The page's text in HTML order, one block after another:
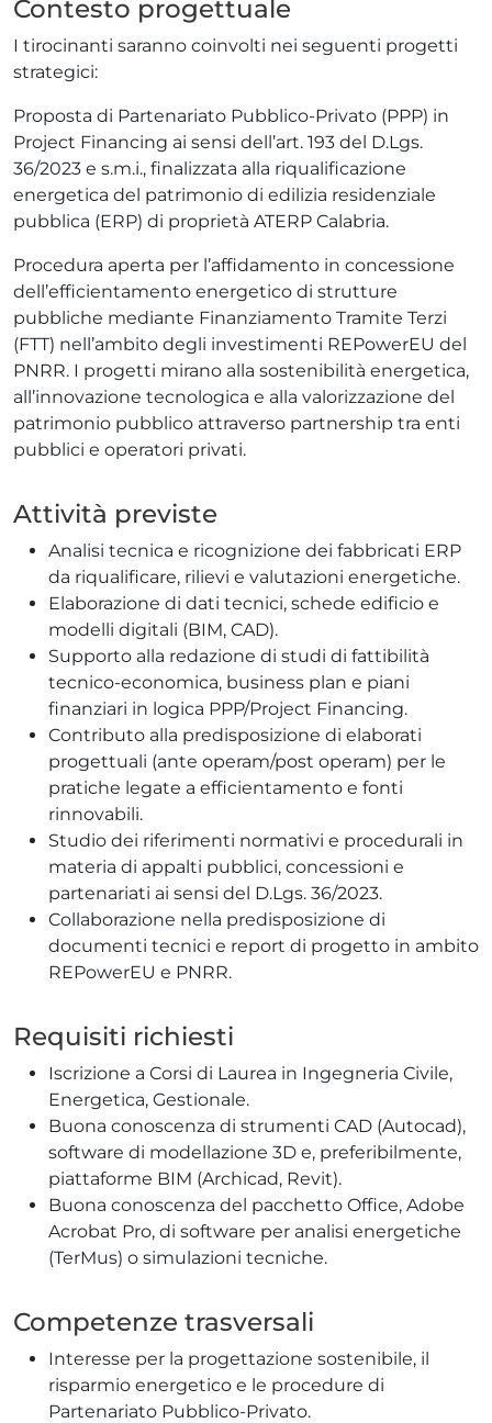
Contesto progettuale
I tirocinanti saranno coinvolti nei seguenti progetti
strategici:
Proposta di Partenariato Pubblico-Privato (PPP) in
Project Financing ai sensi dell’art. 193 del D.Lgs.
36/2023 e s.m.i., finalizzata alla riqualificazione
energetica del patrimonio di edilizia residenziale
pubblica (ERP) di proprietà ATERP Calabria.
Procedura aperta per l’affidamento in concessione
dell’efficientamento energetico di strutture
pubbliche mediante Finanziamento Tramite Terzi
(FTT) nell’ambito degli investimenti REPowerEU del
PNRR. I progetti mirano alla sostenibilità energetica,
all’innovazione tecnologica e alla valorizzazione del
patrimonio pubblico attraverso partnership tra enti
pubblici e operatori privati.
Attività previste
Analisi tecnica e ricognizione dei fabbricati ERP
da riqualificare, rilievi e valutazioni energetiche.
Elaborazione di dati tecnici, schede edificio e
modelli digitali (BIM, CAD).
Supporto alla redazione di studi di fattibilità
tecnico-economica, business plan e piani
finanziari in logica PPP/Project Financing.
Contributo alla predisposizione di elaborati
progettuali (ante operam/post operam) per le
pratiche legate a efficientamento e fonti
rinnovabili.
Studio dei riferimenti normativi e procedurali in
materia di appalti pubblici, concessioni e
partenariati ai sensi del D.Lgs. 36/2023.
Collaborazione nella predisposizione di
documenti tecnici e report di progetto in ambito
REPowerEU e PNRR.
Requisiti richiesti
Iscrizione a Corsi di Laurea in Ingegneria Civile,
Energetica, Gestionale.
Buona conoscenza di strumenti CAD (Autocad),
software di modellazione 3D e, preferibilmente,
piattaforme BIM (Archicad, Revit).
Buona conoscenza del pacchetto Office, Adobe
Acrobat Pro, di software per analisi energetiche
(TerMus) o simulazioni tecniche.
Competenze trasversali
Interesse per la progettazione sostenibile, il
risparmio energetico e le procedure di
Partenariato Pubblico-Privato.